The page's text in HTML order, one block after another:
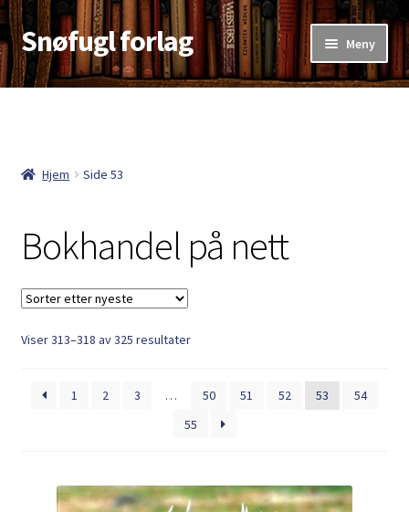
Hopp
til
navigasjon
Hopp
til
innhold
Snøfugl forlag Meny
Hjem
Antikvariske bøker
Handlekurv
Hjem Side 53
Bokhandel på nett
Viser 313–318 av 325 resultaterSortert
1
2 3 … 50 51 52 53
54
55